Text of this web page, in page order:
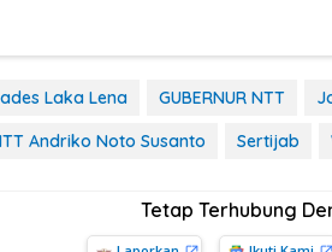
Laka Lena GUBERNUR NTT
Andriko Noto Susanto
Sertijab
Tetap Terhubung